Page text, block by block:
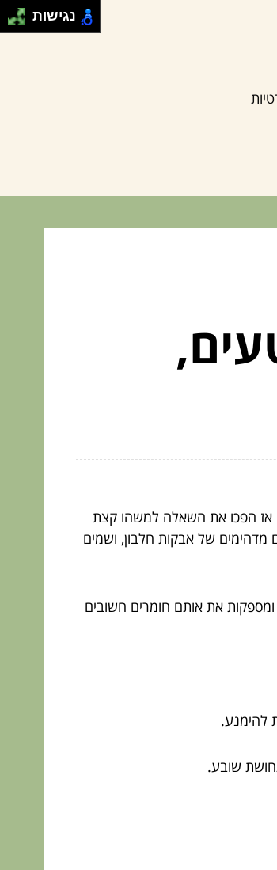
אז הפכו את השאלה למשהו קצת
מדהימים של אבקות חלבון, ושמים
ומספקות את אותם חומרים חשובים
נגישות